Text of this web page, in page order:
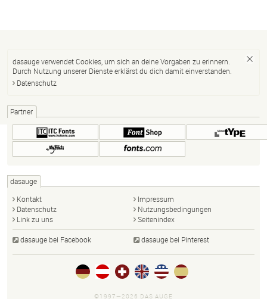
dasauge verwendet Cookies, um sich an deine Vorgaben zu erinnern.
Durch Nutzung unserer Dienste erklärst du dich damit einverstanden.
Datenschutz
Partner
dasauge
Kontakt
Impressum
Datenschutz
Nutzungsbedingungen
Link zu uns
Seitenindex
dasauge bei Facebook dasauge bei Pinterest
©1997—2026 DAS AUGE